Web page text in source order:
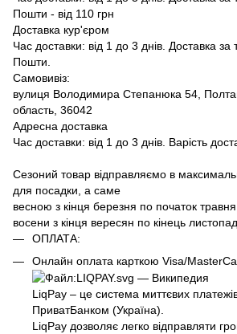
Пошти - від 110 грн
Доставка кур'єром
Час доставки: від 1 до 3 днів. Доставка
Пошти.
Самовивіз:
вулиця Володимира Степанюка 54,
область, 36042
Адресна доставка
Час доставки: від 1 до 3 днів. Варість
Сезоний товар відправляємо в
для посадки, а саме
весною з кінця березня по початок травня
восени з кінця вересян по кінець
ОПЛАТА:
Онлайн оплата карткою Visa/
LiqPay – це система миттєвих
ПриватБанком (Україна).
LiqPay дозволяє легко відправляти